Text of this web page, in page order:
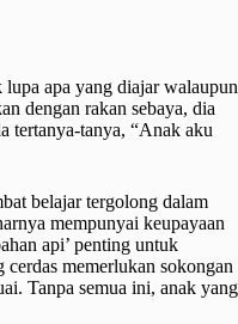
apa yang diajar walaupun
dengan rakan sebaya, dia
tertanya-tanya, “Anak aku
belajar tergolong dalam
mempunyai keupayaan
api’ penting untuk
memerlukan sokongan
Tanpa semua ini, anak yang